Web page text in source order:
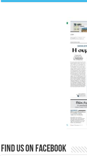
Find us on Facebook